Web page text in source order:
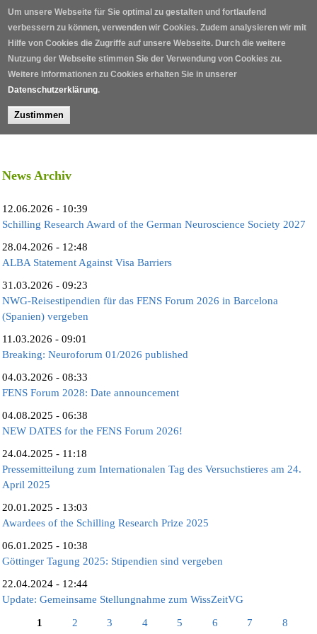
Um unsere Webseite für Sie optimal zu gestalten und fortlaufend
verbessern zu können, verwenden wir Cookies. Zudem analysieren wir mit
Hilfe von Cookies die Zugriffe auf unsere Webseite. Durch die weitere
Nutzung der Webseite stimmen Sie der Verwendung von Cookies zu.
Weitere Informationen zu Cookies erhalten Sie in unserer
Datenschutzerklärung.
Zustimmen
Direkt zum Inhalt
Home /
News Archiv
12.06.2026 - 10:39
Schilling Research Award of the German Neuroscience Society 2027
28.04.2026 - 12:48
ALBA Statement Against Visa Barriers
31.03.2026 - 09:23
NWG-Reisestipendien für das FENS Forum 2026 in Barcelona
(Spanien) vergeben
11.03.2026 - 09:01
Breaking: Neuroforum 01/2026 published
04.03.2026 - 08:33
FENS Forum 2028: Date announcement
04.08.2025 - 06:38
NEW DATES for the FENS Forum 2026!
24.04.2025 - 11:18
Pressemitteilung zum Internationalen Tag des Versuchstieres am 24.
April 2025
20.01.2025 - 13:03
Awardees of the Schilling Research Prize 2025
06.01.2025 - 10:38
Göttinger Tagung 2025: Stipendien sind vergeben
22.04.2024 - 12:44
Update: Gemeinsame Stellungnahme zum WissZeitVG
Seiten
1 2 3 4 5 6 7
8